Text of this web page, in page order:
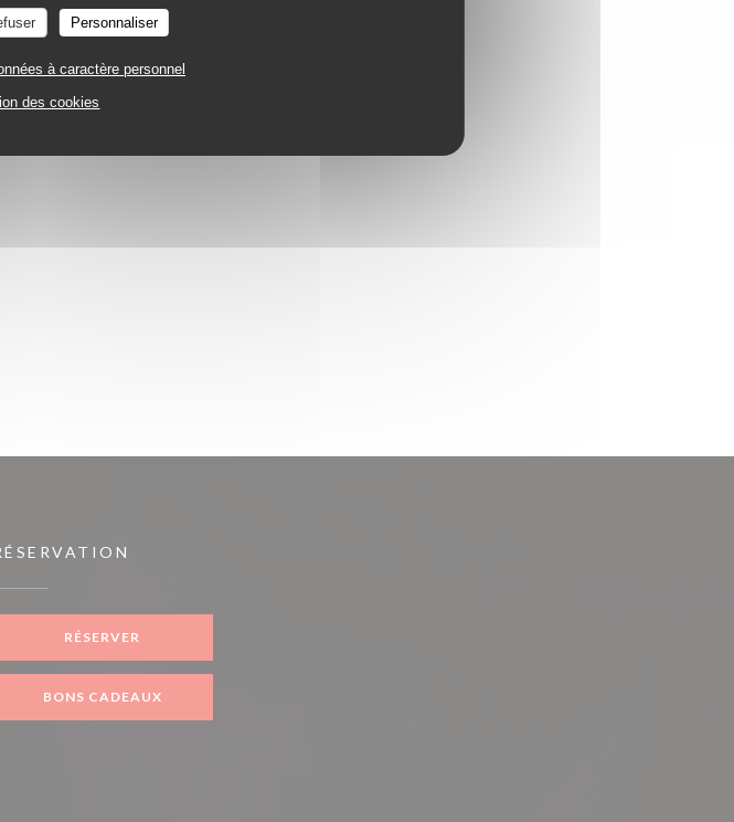
Personnaliser
à caractère personnel
des cookies
RÉSERVER
BONS CADEAUX